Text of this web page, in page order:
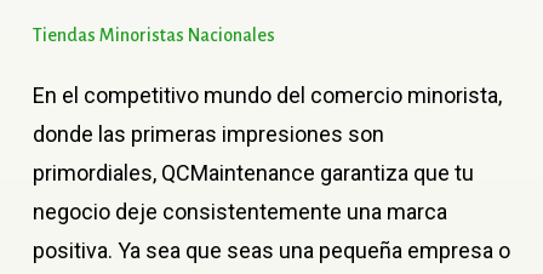
Tiendas Minoristas Nacionales
En el competitivo mundo del comercio minorista,
donde las primeras impresiones son
primordiales, QCMaintenance garantiza que tu
negocio deje consistentemente una marca
positiva. Ya sea que seas una pequeña empresa o